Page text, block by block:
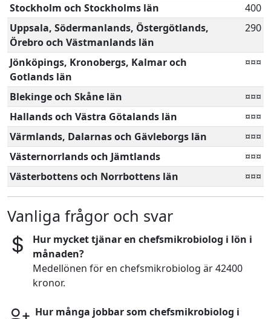
Stockholm och Stockholms län
400
Uppsala, Södermanlands, Östergötlands,
Örebro och Västmanlands län
290
Jönköpings, Kronobergs, Kalmar och
Gotlands län
¤¤¤
Blekinge och Skåne län
¤¤¤
Hallands och Västra Götalands län
¤¤¤
Värmlands, Dalarnas och Gävleborgs län
¤¤¤
Västernorrlands och Jämtlands
¤¤¤
Västerbottens och Norrbottens län
¤¤¤
Vanliga frågor och svar
Hur mycket tjänar en chefsmikrobiolog i lön i
månaden?
Medellönen för en chefsmikrobiolog är 42400
kronor.
Hur många jobbar som chefsmikrobiolog i